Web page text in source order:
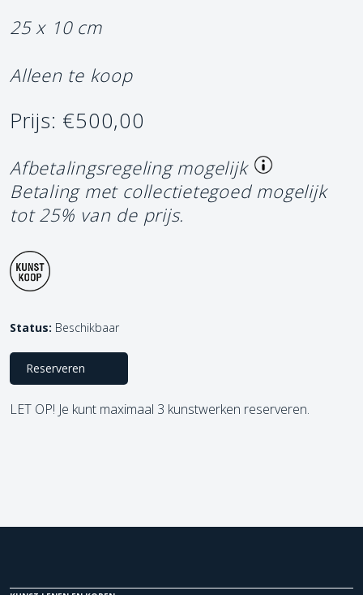
25 x 10 cm
Alleen te koop
Prijs: €500,00
Afbetalingsregeling mogelijk
Betaling met collectietegoed mogelijk
tot 25% van de prijs.
Status: Beschikbaar
Reserveren
LET OP! Je kunt maximaal 3 kunstwerken reserveren.